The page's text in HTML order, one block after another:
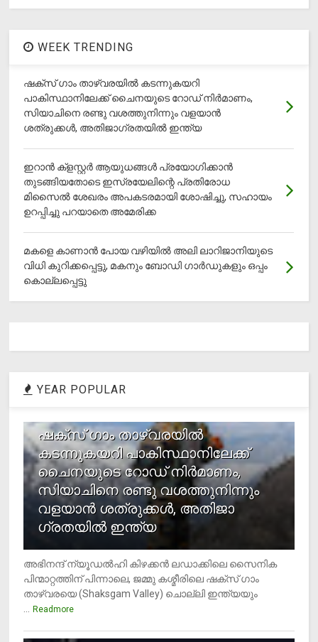
WEEK TRENDING
ഷക്സ് ​ഗാം താഴ്‌വരയിൽ കടന്നുകയറി
പാകിസ്ഥാനിലേക്ക് ചൈനയുടെ റോഡ് നിർമാണം,
സിയാചിനെ രണ്ടു വശത്തുനിന്നും വളയാൻ
ശത്രുക്കൾ, അതിജാ​ഗ്രതയിൽ ഇന്ത്യ
ഇറാന്‍ ക്‌ളസ്റ്റര്‍ ആയുധങ്ങള്‍ പ്രയോഗിക്കാന്‍
തുടങ്ങിയതോടെ ഇസ്രയേലിന്റെ പ്രതിരോധ
മിസൈല്‍ ശേഖരം അപകടരമായി ശോഷിച്ചു, സഹായം
ഉറപ്പിച്ചു പറയാതെ അമേരിക്ക
മകളെ കാണാന്‍ പോയ വഴിയില്‍ അലി ലാറിജാനിയുടെ
വിധി കുറിക്കപ്പെട്ടു, മകനും ബോഡി ഗാര്‍ഡുകളും ഒപ്പം
കൊല്ലപ്പെട്ടു
YEAR POPULAR
ഷക്സ് ​ഗാം താഴ്‌വരയിൽ
കടന്നുകയറി പാകിസ്ഥാനിലേക്ക്
ചൈനയുടെ റോഡ് നിർമാണം,
സിയാചിനെ രണ്ടു വശത്തുനിന്നും
വളയാൻ ശത്രുക്കൾ, അതിജാ​
ഗ്രതയിൽ ഇന്ത്യ
അഭിനന്ദ് ന്യൂഡൽഹി കിഴക്കൻ ലഡാക്കിലെ സൈനിക
പിന്മാറ്റത്തിന് പിന്നാലെ, ജമ്മു കശ്മീരിലെ ഷക്സ് ​ഗാം
താഴ്‌വരയെ (Shaksgam Valley) ചൊല്ലി ഇന്ത്യയും
... Readmore